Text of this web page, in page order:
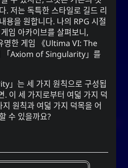
. 저는 독특한 스타일로 길드 리
용을 원합니다. 나의 RPG 시절
임 아카이브를 살펴보니,
명한 게임
Ultima VI: The
Axiom of Singularity
를
는 세 가지 원칙으로 구성됩
. 이 세 가지로부터 여덟 가지 덕
원칙과 여덟 가지 덕목을 어
수 있을까요?
YourOnly.One Linklist
Linklists Are Back
Semantic Web for Hugo
지금 재생 중
You
Boyzone